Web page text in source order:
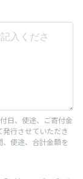
日、使途、ご寄付金
行させていただき
使途、合計金額を